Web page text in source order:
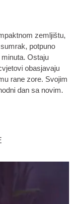
zemljištu,
potpuno
Ostaju
obasjavaju
rane zore. Svojim
dan sa novim.